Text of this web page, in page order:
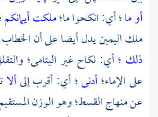
أو ما؛ أي: انكحوا ما؛ملكت أيمانكم
ملك اليمين يدل أيضا على أن
ذلك ؛ أي: نكاح غير اليتامى؛
على الإماء؛أدنى؛ أي: أقرب إلىألا
عن منهاج القسط؛ وهو الوزن